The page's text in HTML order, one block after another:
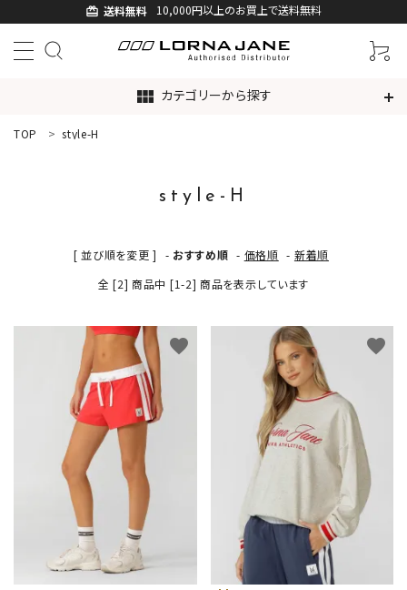
card_giftcard 送料無料 10,000円以上のお買上で送料無料
view_module カテゴリーから探す
ACCOUNT MENU
新着商品
アイテムから探す
カラーから探す
INFORMATIOM
TOP style-H
style-H
[ 並び順を変更 ] - おすすめ順 - 価格順 - 新着順
全 [2] 商品中 [1-2] 商品を表示しています
favorite favorite